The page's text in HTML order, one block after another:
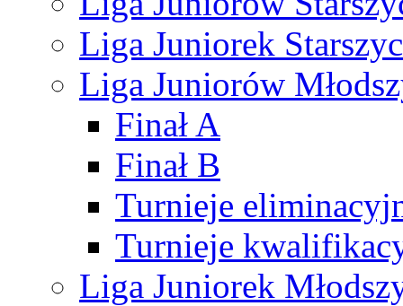
Liga Juniorek
Liga Juniorów
Finał A
Finał B
Turnieje
Turnieje
Liga Juniorek